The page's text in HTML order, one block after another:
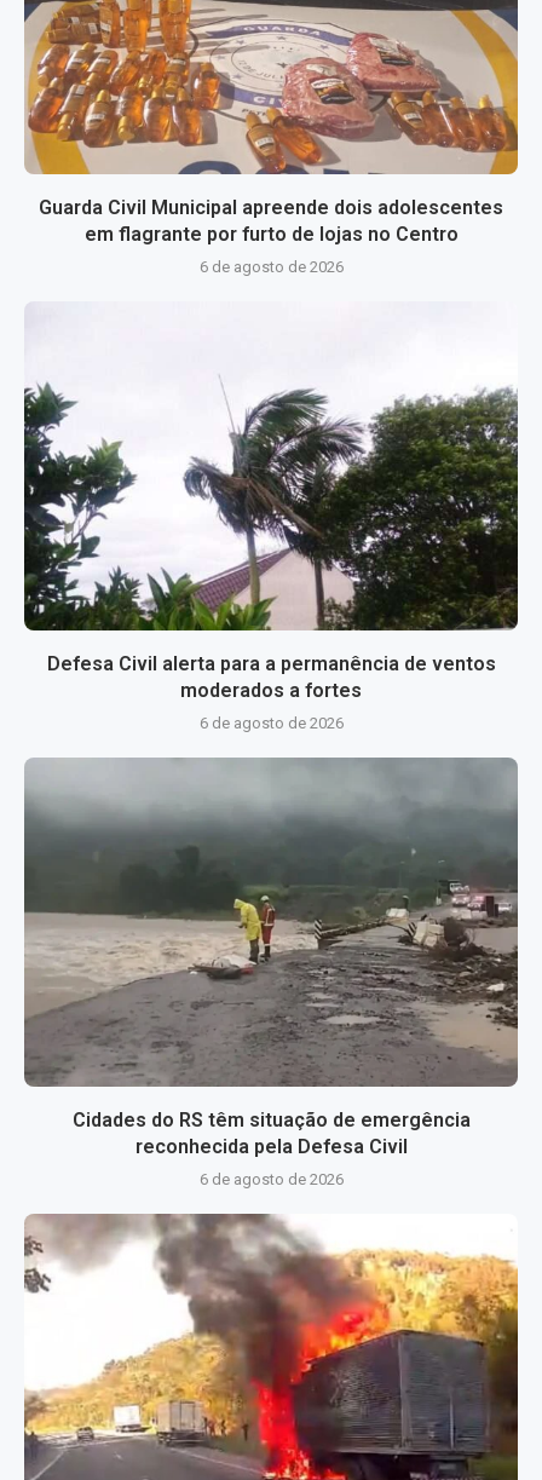
Guarda Civil Municipal apreende dois adolescentes
em flagrante por furto de lojas no Centro
6 de agosto de 2026
Defesa Civil alerta para a permanência de ventos
moderados a fortes
6 de agosto de 2026
Cidades do RS têm situação de emergência
reconhecida pela Defesa Civil
6 de agosto de 2026